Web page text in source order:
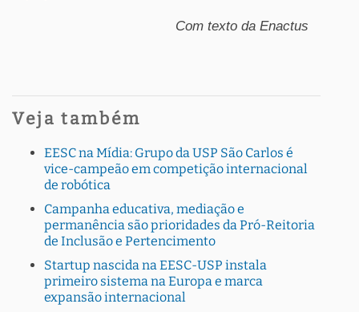
Com texto da Enactus
Veja também
EESC na Mídia: Grupo da USP São Carlos é
vice-campeão em competição internacional
de robótica
Campanha educativa, mediação e
permanência são prioridades da Pró-Reitoria
de Inclusão e Pertencimento
Startup nascida na EESC-USP instala
primeiro sistema na Europa e marca
expansão internacional